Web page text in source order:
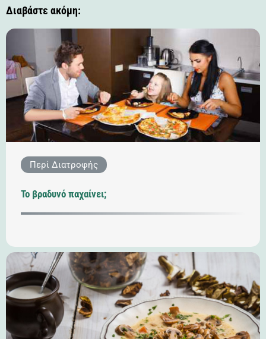
Διαβάστε ακόμη:
Περί Διατροφής
Το βραδυνό παχαίνει;